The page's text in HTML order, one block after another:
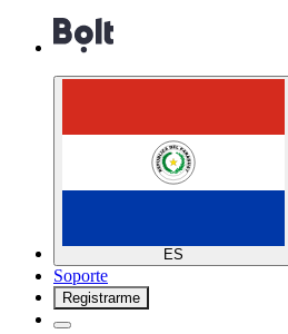
ES
Soporte
Registrarme